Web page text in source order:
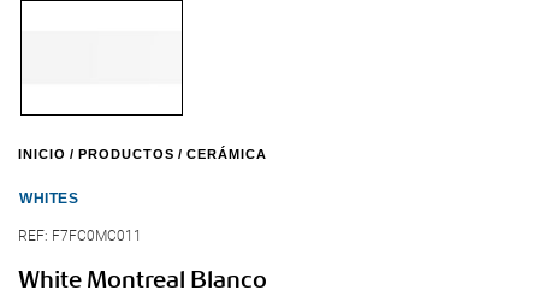
INICIO PRODUCTOS CERÁMICA
WHITES
REF: F7FC0MC011
White Montreal Blanco